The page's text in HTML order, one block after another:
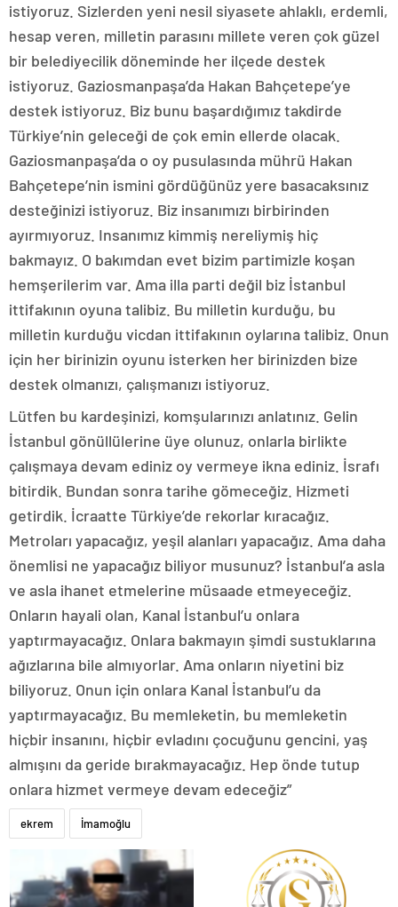
istiyoruz. Sizlerden yeni nesil siyasete ahlaklı, erdemli,
hesap veren, milletin parasını millete veren çok güzel
bir belediyecilik döneminde her ilçede destek
istiyoruz. Gaziosmanpaşa’da Hakan Bahçetepe’ye
destek istiyoruz. Biz bunu başardığımız takdirde
Türkiye’nin geleceği de çok emin ellerde olacak.
Gaziosmanpaşa’da o oy pusulasında mührü Hakan
Bahçetepe’nin ismini gördüğünüz yere basacaksınız
desteğinizi istiyoruz. Biz insanımızı birbirinden
ayırmıyoruz. Insanımız kimmiş nereliymiş hiç
bakmayız. O bakımdan evet bizim partimizle koşan
hemşerilerim var. Ama illa parti değil biz İstanbul
ittifakının oyuna talibiz. Bu milletin kurduğu, bu
milletin kurduğu vicdan ittifakının oylarına talibiz. Onun
için her birinizin oyunu isterken her birinizden bize
destek olmanızı, çalışmanızı istiyoruz.
Lütfen bu kardeşinizi, komşularınızı anlatınız. Gelin
İstanbul gönüllülerine üye olunuz, onlarla birlikte
çalışmaya devam ediniz oy vermeye ikna ediniz. İsrafı
bitirdik. Bundan sonra tarihe gömeceğiz. Hizmeti
getirdik. İcraatte Türkiye’de rekorlar kıracağız.
Metroları yapacağız, yeşil alanları yapacağız. Ama daha
önemlisi ne yapacağız biliyor musunuz? İstanbul’a asla
ve asla ihanet etmelerine müsaade etmeyeceğiz.
Onların hayali olan, Kanal İstanbul’u onlara
yaptırmayacağız. Onlara bakmayın şimdi sustuklarına
ağızlarına bile almıyorlar. Ama onların niyetini biz
biliyoruz. Onun için onlara Kanal İstanbul’u da
yaptırmayacağız. Bu memleketin, bu memleketin
hiçbir insanını, hiçbir evladını çocuğunu gencini, yaş
almışını da geride bırakmayacağız. Hep önde tutup
onlara hizmet vermeye devam edeceğiz”
ekrem İmamoğlu